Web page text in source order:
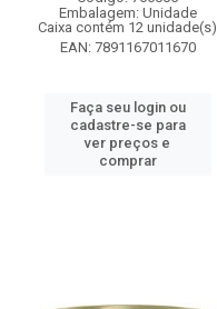
Embalagem: Unidade
Caixa contém 12 unidade(s)
EAN: 7891167011670
Faça seu login ou
cadastre-se para
ver preços e
comprar